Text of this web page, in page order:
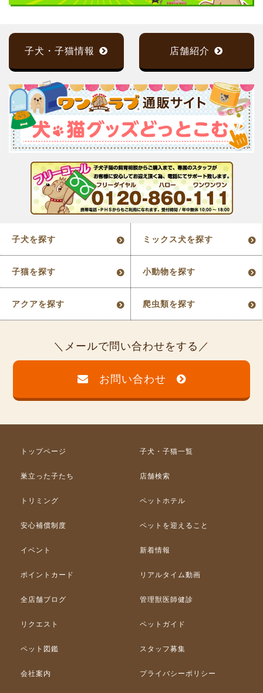
子犬・子猫情報 店舗紹介
子犬を探す ミックス犬を探す
子猫を探す 小動物を探す
アクアを探す 爬虫類を探す
メールで問い合わせをする
お問い合わせ
トップページ 子犬・子猫一覧
巣立った子たち 店舗検索
トリミング ペットホテル
安心補償制度 ペットを迎えること
イベント 新着情報
ポイントカード リアルタイム動画
全店舗ブログ 管理獣医師健診
リクエスト ペットガイド
ペット図鑑 スタッフ募集
会社案内 プライバシーポリシー